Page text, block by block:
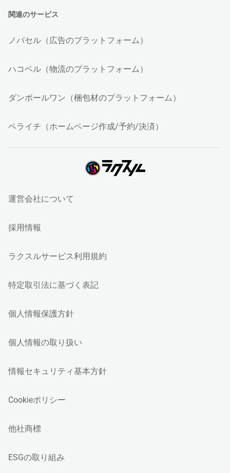
関連のサービス
ノバセル（広告のプラットフォーム）
ハコベル（物流のプラットフォーム）
ダンボールワン（梱包材のプラットフォーム）
ペライチ（ホームページ作成/予約/決済）
運営会社について
採用情報
ラクスルサービス利用規約
特定取引法に基づく表記
個人情報保護方針
個人情報の取り扱い
情報セキュリティ基本方針
Cookieポリシー
他社商標
ESGの取り組み